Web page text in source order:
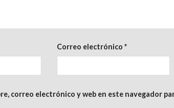
Correo electrónico *
correo electrónico y web en este navegador